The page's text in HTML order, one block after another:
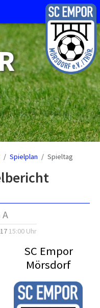
Spielplan Spieltag
15:00 Uhr
SC Empor
Mörsdorf